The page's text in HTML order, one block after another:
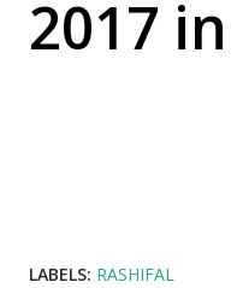
2017
LABELS: RASHIFAL